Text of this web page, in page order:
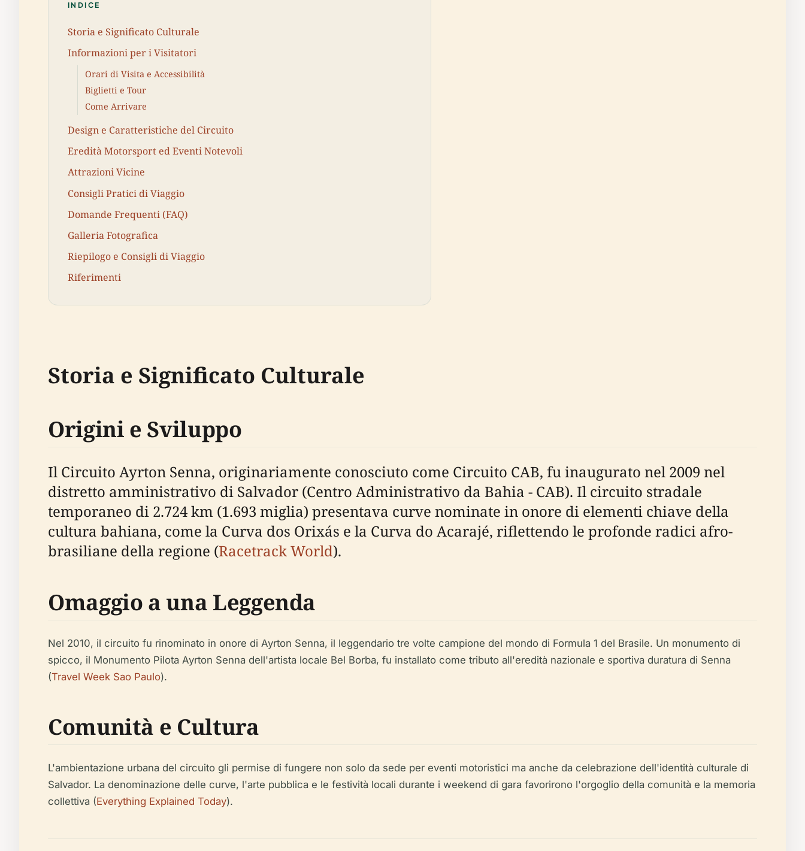
INDICE
Storia e Significato Culturale
Informazioni per i Visitatori
Orari di Visita e Accessibilità
Biglietti e Tour
Come Arrivare
Design e Caratteristiche del Circuito
Eredità Motorsport ed Eventi Notevoli
Attrazioni Vicine
Consigli Pratici di Viaggio
Domande Frequenti (FAQ)
Galleria Fotografica
Riepilogo e Consigli di Viaggio
Riferimenti
Storia e Significato Culturale
Origini e Sviluppo
Il Circuito Ayrton Senna, originariamente conosciuto come Circuito CAB, fu inaugurato nel 2009 nel
distretto amministrativo di Salvador (Centro Administrativo da Bahia - CAB). Il circuito stradale
temporaneo di 2.724 km (1.693 miglia) presentava curve nominate in onore di elementi chiave della
cultura bahiana, come la Curva dos Orixás e la Curva do Acarajé, riflettendo le profonde radici afro-
brasiliane della regione (Racetrack World).
Omaggio a una Leggenda
Nel 2010, il circuito fu rinominato in onore di Ayrton Senna, il leggendario tre volte campione del mondo di Formula 1 del Brasile. Un monumento di
spicco, il Monumento Pilota Ayrton Senna dell'artista locale Bel Borba, fu installato come tributo all'eredità nazionale e sportiva duratura di Senna
(Travel Week Sao Paulo).
Comunità e Cultura
L'ambientazione urbana del circuito gli permise di fungere non solo da sede per eventi motoristici ma anche da celebrazione dell'identità culturale di
Salvador. La denominazione delle curve, l'arte pubblica e le festività locali durante i weekend di gara favorirono l'orgoglio della comunità e la memoria
collettiva (Everything Explained Today).